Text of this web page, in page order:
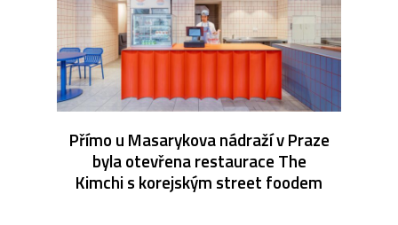
Přímo u Masarykova nádraží v Praze
byla otevřena restaurace The
Kimchi s korejským street foodem